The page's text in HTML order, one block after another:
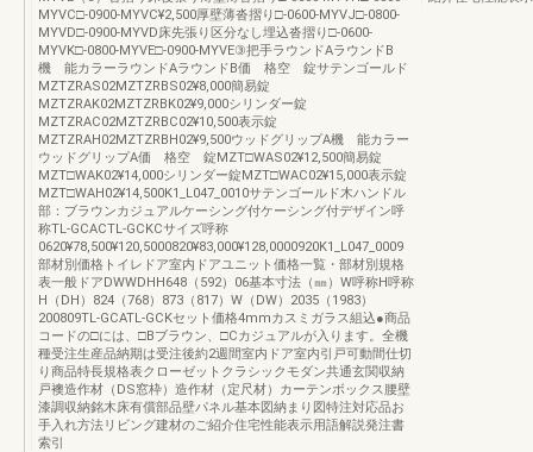
MYVC□-0900-MYVC¥2,500厚壁薄沓摺り□-0600-MYVJ□-0800-
MYVD□-0900-MYVD床先張り区分なし埋込沓摺り□-0600-
MYVK□-0800-MYVE□-0900-MYVE③把手ラウンドAラウンドB
機 能カラーラウンドAラウンドB価 格空 錠サテンゴールド
MZTZRAS02MZTZRBS02¥8,000簡易錠
MZTZRAK02MZTZRBK02¥9,000シリンダー錠
MZTZRAC02MZTZRBC02¥10,500表示錠
MZTZRAH02MZTZRBH02¥9,500ウッドグリップA機 能カラー
ウッドグリップA価 格空 錠MZT□WAS02¥12,500簡易錠
MZT□WAK02¥14,000シリンダー錠MZT□WAC02¥15,000表示錠
MZT□WAH02¥14,500K1_L047_0010サテンゴールド木ハンドル
部：ブラウンカジュアルケーシング付ケーシング付デザイン呼
称TL-GCACTL-GCKCサイズ呼称
0620¥78,500¥120,5000820¥83,000¥128,0000920K1_L047_0009
部材別価格トイレドア室内ドアユニット価格一覧・部材別規格
表一般ドアDWWDHH648（592）06基本寸法（㎜）W呼称H呼称
H（DH）824（768）873（817）W（DW）2035（1983）
200809TL-GCATL-GCKセット価格4mmカスミガラス組込●商品
コードの□には、□Bブラウン、□Cカジュアルが入ります。全機
種受注生産品納期は受注後約2週間室内ドア室内引戸可動間仕切
り商品特長規格表クローゼットクラシックモダン共通玄関収納
戸襖造作材（DS窓枠）造作材（定尺材）カーテンボックス腰壁
漆調収納銘木床有償部品壁パネル基本図納まり図特注対応品お
手入れ方法リビング建材のご紹介住宅性能表示用語解説発注書
索引